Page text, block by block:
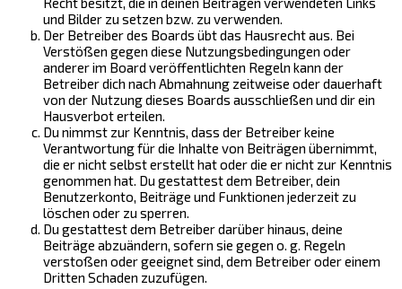
und Bilder zu setzen bzw. zu verwenden.
Der Betreiber des Boards übt das Hausrecht aus. Bei
Verstößen gegen diese Nutzungsbedingungen oder
anderer im Board veröffentlichten Regeln kann der
Betreiber dich nach Abmahnung zeitweise oder dauerhaft
von der Nutzung dieses Boards ausschließen und dir ein
Hausverbot erteilen.
Du nimmst zur Kenntnis, dass der Betreiber keine
Verantwortung für die Inhalte von Beiträgen übernimmt,
die er nicht selbst erstellt hat oder die er nicht zur Kenntnis
genommen hat. Du gestattest dem Betreiber, dein
Benutzerkonto, Beiträge und Funktionen jederzeit zu
löschen oder zu sperren.
Du gestattest dem Betreiber darüber hinaus, deine
Beiträge abzuändern, sofern sie gegen o. g. Regeln
verstoßen oder geeignet sind, dem Betreiber oder einem
Dritten Schaden zuzufügen.